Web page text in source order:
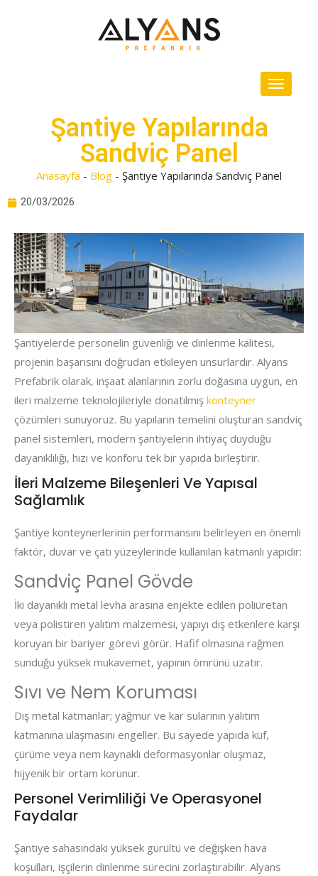
Şantiye Yapılarında
Sandviç Panel
Anasayfa - Blog - Şantiye Yapılarında Sandviç Panel
20/03/2026
Şantiyelerde personelin güvenliği ve dinlenme kalitesi,
projenin başarısını doğrudan etkileyen unsurlardır. Alyans
Prefabrik olarak, inşaat alanlarının zorlu doğasına uygun, en
ileri malzeme teknolojileriyle donatılmış konteyner
çözümleri sunuyoruz. Bu yapıların temelini oluşturan sandviç
panel sistemleri, modern şantiyelerin ihtiyaç duyduğu
dayanıklılığı, hızı ve konforu tek bir yapıda birleştirir.
İleri Malzeme Bileşenleri Ve Yapısal
Sağlamlık
Şantiye konteynerlerinin performansını belirleyen en önemli
faktör, duvar ve çatı yüzeylerinde kullanılan katmanlı yapıdır:
Sandviç Panel Gövde
İki dayanıklı metal levha arasına enjekte edilen poliüretan
veya polistiren yalıtım malzemesi, yapıyı dış etkenlere karşı
koruyan bir bariyer görevi görür. Hafif olmasına rağmen
sunduğu yüksek mukavemet, yapının ömrünü uzatır.
Sıvı ve Nem Koruması
Dış metal katmanlar; yağmur ve kar sularının yalıtım
katmanına ulaşmasını engeller. Bu sayede yapıda küf,
çürüme veya nem kaynaklı deformasyonlar oluşmaz,
hijyenik bir ortam korunur.
Personel Verimliliği Ve Operasyonel
Faydalar
Şantiye sahasındaki yüksek gürültü ve değişken hava
koşulları, işçilerin dinlenme sürecini zorlaştırabilir. Alyans